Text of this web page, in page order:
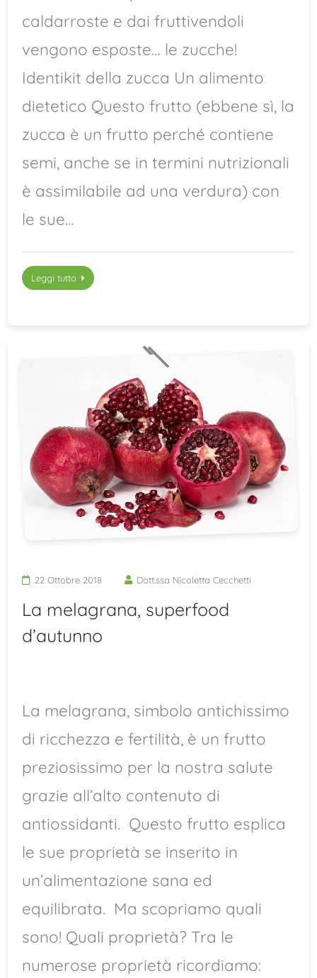
caldarroste e dai fruttivendoli
vengono esposte… le zucche!
Identikit della zucca Un alimento
dietetico Questo frutto (ebbene sì, la
zucca è un frutto perché contiene
semi, anche se in termini nutrizionali
è assimilabile ad una verdura) con
le sue…
Leggi tutto
22 Ottobre 2018 Dott.ssa Nicoletta Cecchetti
La melagrana, superfood
d’autunno
La melagrana, simbolo antichissimo
di ricchezza e fertilità, è un frutto
preziosissimo per la nostra salute
grazie all’alto contenuto di
antiossidanti. Questo frutto esplica
le sue proprietà se inserito in
un’alimentazione sana ed
equilibrata. Ma scopriamo quali
sono! Quali proprietà? Tra le
numerose proprietà ricordiamo: